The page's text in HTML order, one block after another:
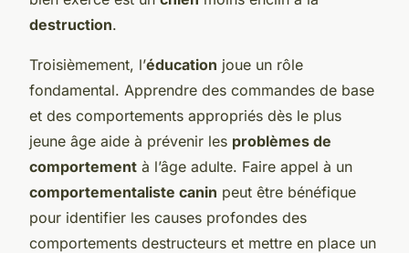
destruction.
Troisièmement, l’éducation joue un rôle
fondamental. Apprendre des commandes de base
et des comportements appropriés dès le plus
jeune âge aide à prévenir les problèmes de
comportement à l’âge adulte. Faire appel à un
comportementaliste canin peut être bénéfique
pour identifier les causes profondes des
comportements destructeurs et mettre en place un